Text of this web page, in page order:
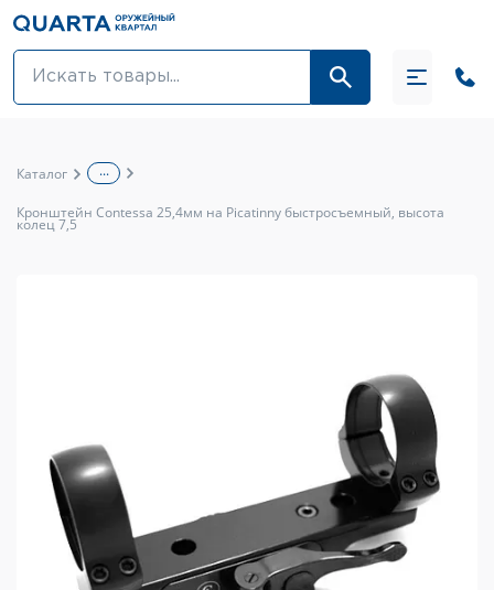
Оптовикам
Обувь
Тактическое снаряжение
Высокоточная стрельба
Каталог ...
Кронштейн Contessa 25,4мм на Picatinny быстросъемный, высота
колец 7,5